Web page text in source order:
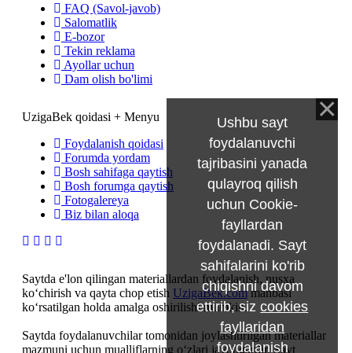
FAQ (Savol-javob)
Salomatlik
E-bozor
Tekin reklama
Ayollar uchun
Dam olish bo'limi
UzigaBek qoidasi + Menyu
Foydalanish qoidasi
Forumda yordam
Bosh sahifaga qaytish
Bosh forumga qaytish
Fotogalereya
Biz bilan aloqa
Saytda e'lon qilingan materiallardan foydalanish, nusxa
ko‘chirish va qayta chop etish UzigaBek.commanbasi
ko‘rsatilgan holda amalga oshirilishi mumkin.
Saytda foydalanuvchilar tomonidan joylashtirilgan materiallar
mazmuni uchun mualliflarning o‘zlari javobgardir. Sayt
Ushbu sayt
foydalanuvchi
tajribasini yanada
qulayroq qilish
uchun Cookie-
fayllardan
foydalanadi. Sayt
sahifalarini ko'rib
chiqishni davom
ettirib, sizcookies
fayllaridan
foydalanish